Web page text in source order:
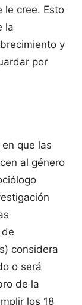
le cree. Esto
la
y
por
que las
al género
considera
o será
de la
los 18